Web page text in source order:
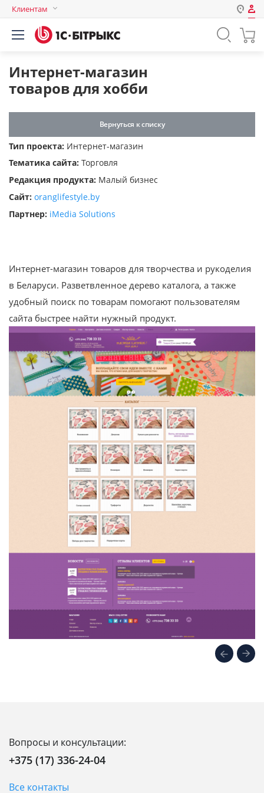
Клиентам
Авторизация
Логин
Пароль
компьютере
Забыли свой пароль?
Интернет-магазин
товаров для хобби
Вернуться к списку
Тип проекта: Интернет-магазин
Тематика сайта: Торговля
Редакция продукта: Малый бизнес
Сайт: oranglifestyle.by
Партнер: iMedia Solutions
Интернет-магазин товаров для творчества и рукоделия
в Беларуси. Разветвленное дерево каталога, а также
удобный поиск по товарам помогают пользователям
сайта быстрее найти нужный продукт.
Вопросы и консультации:
+375 (17) 336-24-04
Все контакты